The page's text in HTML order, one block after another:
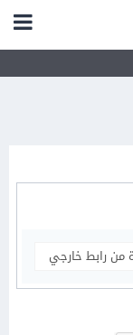
رابط خارجي